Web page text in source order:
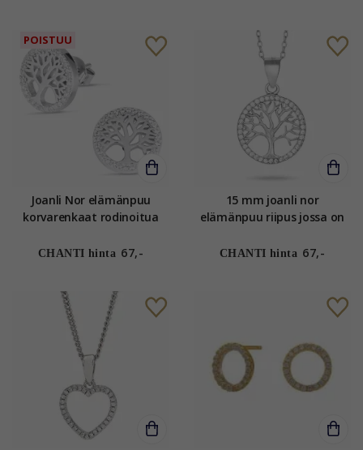
POISTUU
Joanli Nor elämänpuu
korvarenkaat rodinoitua
CHANTI hinta 67,-
15 mm joanli nor
elämänpuu riipus jossa on
valkoinen zirkoni
CHANTI hinta 67,-